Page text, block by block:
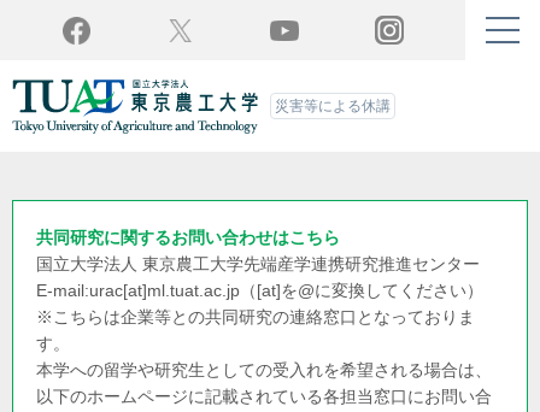
Facebook YouTube Instagram
災害等による休講
共同研究に関するお問い合わせはこちら
国立大学法人 東京農工大学先端産学連携研究推進センター
E-mail:urac[at]ml.tuat.ac.jp （[at]を@に変換してください）
※こちらは企業等との共同研究の連絡窓口となっておりま
す。
本学への留学や研究生としての受入れを希望される場合は、
以下のホームページに記載されている各担当窓口にお問い合